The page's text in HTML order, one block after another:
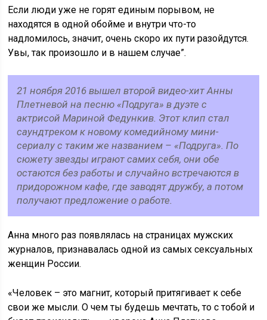
Если люди уже не горят единым порывом, не
находятся в одной обойме и внутри что-то
надломилось, значит, очень скоро их пути разойдутся.
Увы, так произошло и в нашем случае”.
21 ноября 2016 вышел второй видео-хит Анны
Плетневой на песню «Подруга» в дуэте с
актрисой Мариной Федункив. Этот клип стал
саундтреком к новому комедийному мини-
сериалу с таким же названием – «Подруга». По
сюжету звезды играют самих себя, они обе
остаются без работы и случайно встречаются в
придорожном кафе, где заводят дружбу, а потом
получают предложение о работе.
Анна много раз появлялась на страницах мужских
журналов, признавалась одной из самых сексуальных
женщин России.
«Человек – это магнит, который притягивает к себе
свои же мысли. О чем ты будешь мечтать, то с тобой и